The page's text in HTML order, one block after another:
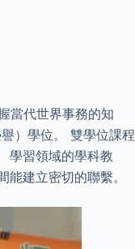
當代世界事務的知
）學位。 雙學位課程
學習領域的學科教
建立密切的聯繫。